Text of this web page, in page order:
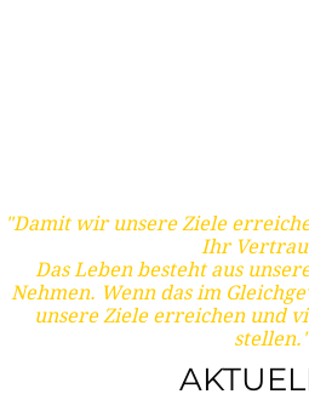
"Damit wir unsere Ziele
Ihr
Das Leben besteht aus
Nehmen. Wenn das im
unsere Ziele erreichen und
stellen."